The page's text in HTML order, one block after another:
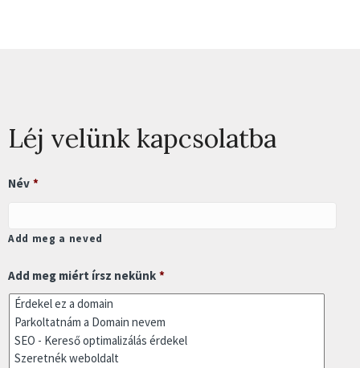
Léj velünk kapcsolatba
Név *
Add meg a neved
Add meg miért írsz nekünk *